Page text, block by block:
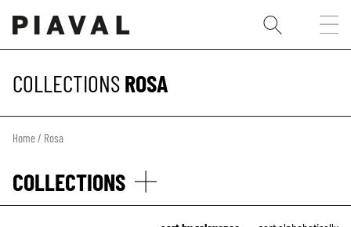
COLLECTIONSROSA
Home/ Rosa
COLLECTIONS